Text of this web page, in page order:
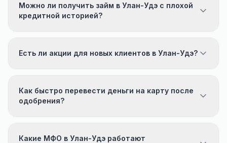
Можно ли получить займ в Улан-Удэ с плохой
кредитной историей?
Есть ли акции для новых клиентов в Улан-Удэ?
Как быстро перевести деньги на карту после
одобрения?
Какие МФО в Улан-Удэ работают